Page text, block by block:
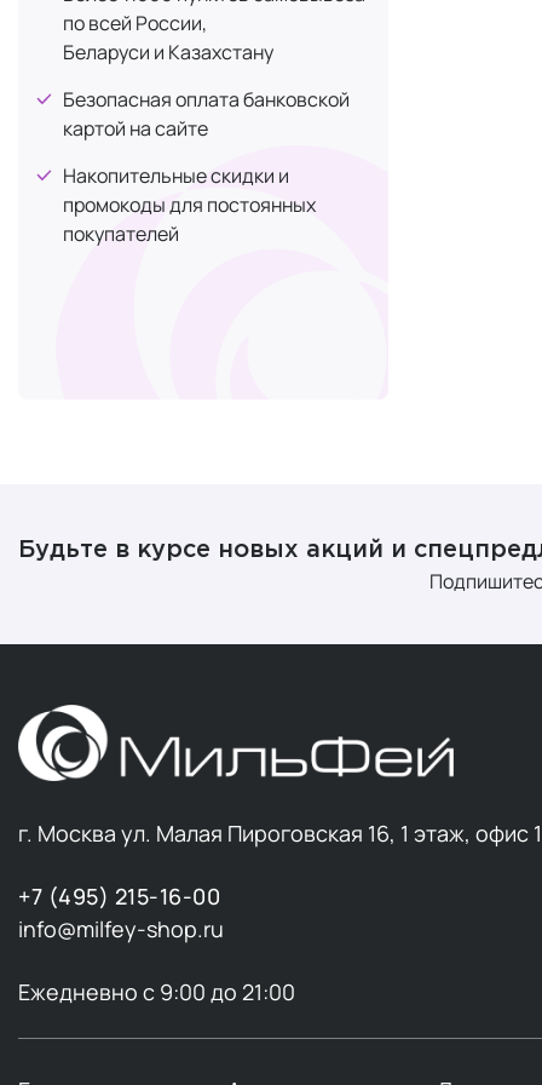
по всей России,
Беларуси и Казахстану
Безопасная оплата банковской
картой на сайте
Накопительные скидки и
промокоды для постоянных
покупателей
Как
Будьте в курсе новых акций и
г. Москва ул. Малая Пироговская 16, 1 этаж, офис
+7 (495) 215-16-00
info@milfey-shop.ru
Ежедневно с 9:00 до 21:00